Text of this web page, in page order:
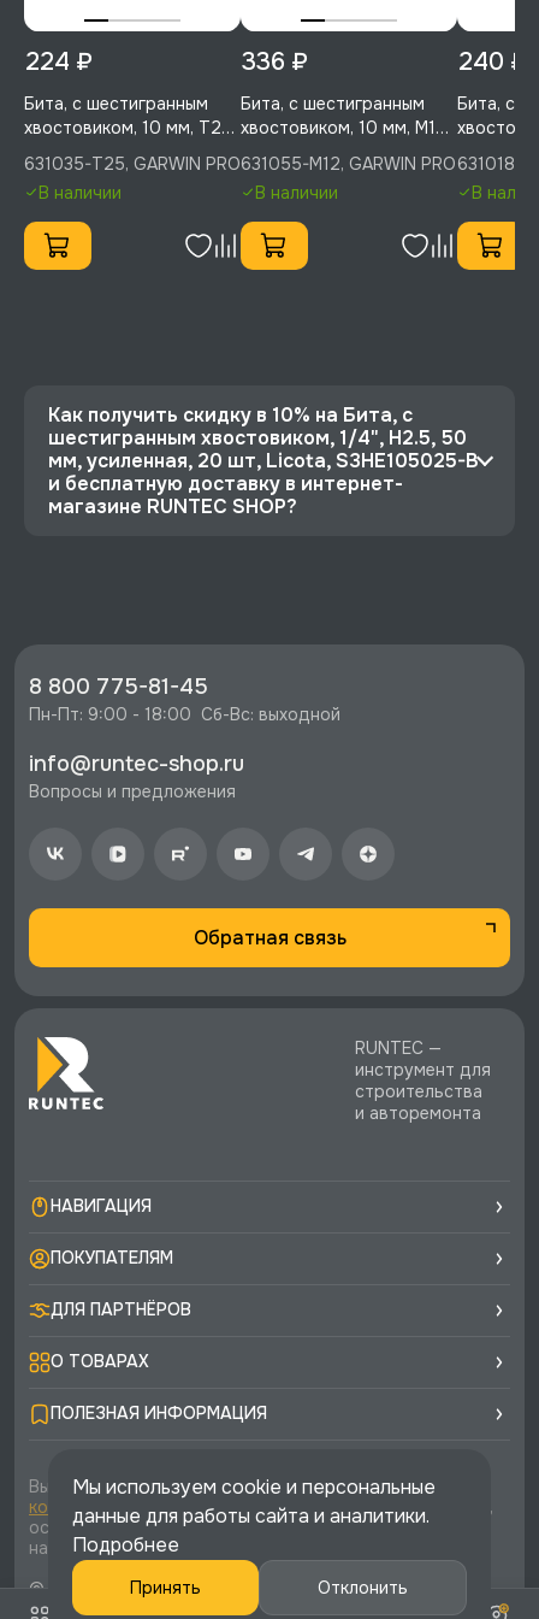
224 ₽
Бита, с шестигранным
хвостовиком, 10 мм, T25,
75 мм, 1 шт, GARWIN PRO,
631035-T25
631035-T25, GARWIN PRO
В наличии
336 ₽
Бита, с шестигранным
хвостовиком, 10 мм, M12,
75 мм, 1 шт, GARWIN PRO,
631055-M12
631055-M12, GARWIN PRO
В наличии
240 ₽
Бита, с
75 мм, 1
631018-
631018-
В
Как получить скидку в 10% на Бита, с
шестигранным хвостовиком, 1/4", H2.5, 50
мм, усиленная, 20 шт, Licota, S3HE105025-B
и бесплатную доставку в интернет-
магазине RUNTEC SHOP?
S3HE105025-B со скидкой - 2094 руб.
⚡️ Бесплатная доставка в Москве, Санкт-
стоимости заказа.
8 800 775-81-45
Пн-Пт: 9:00 - 18:00  Сб-Вс: выходной
info@runtec-shop.ru
Вопросы и предложения
Обратная связь
RUNTEC —
инструмент для
строительства
и авторемонта
НАВИГАЦИЯ
ПОКУПАТЕЛЯМ
ДЛЯ ПАРТНЁРОВ
О ТОВАРАХ
ПОЛЕЗНАЯ ИНФОРМАЦИЯ
Вы соглашаетесь с условиямиполитики
конфиденциальностиипубличной офертыкаждый раз,
оставляя свои данные в любой форме обратной связи
на сайте runtec-shop.ru
© 2026 «Runtec», официальный интернет-магазин. Все
права защищены
Мы используем cookie и персональные
данные для работы сайта и аналитики.
Подробнее
Принять Отклонить